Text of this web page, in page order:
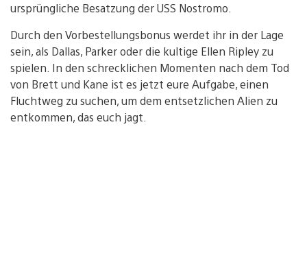
ursprüngliche Besatzung der USS Nostromo.
Durch den Vorbestellungsbonus werdet ihr in der Lage
sein, als Dallas, Parker oder die kultige Ellen Ripley zu
spielen. In den schrecklichen Momenten nach dem Tod
von Brett und Kane ist es jetzt eure Aufgabe, einen
Fluchtweg zu suchen, um dem entsetzlichen Alien zu
entkommen, das euch jagt.